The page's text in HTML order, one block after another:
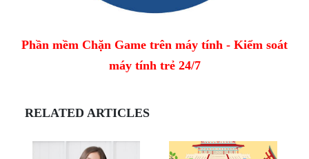
Phần mềm Chặn Game trên máy tính - Kiểm soát
máy tính trẻ 24/7
RELATED ARTICLES